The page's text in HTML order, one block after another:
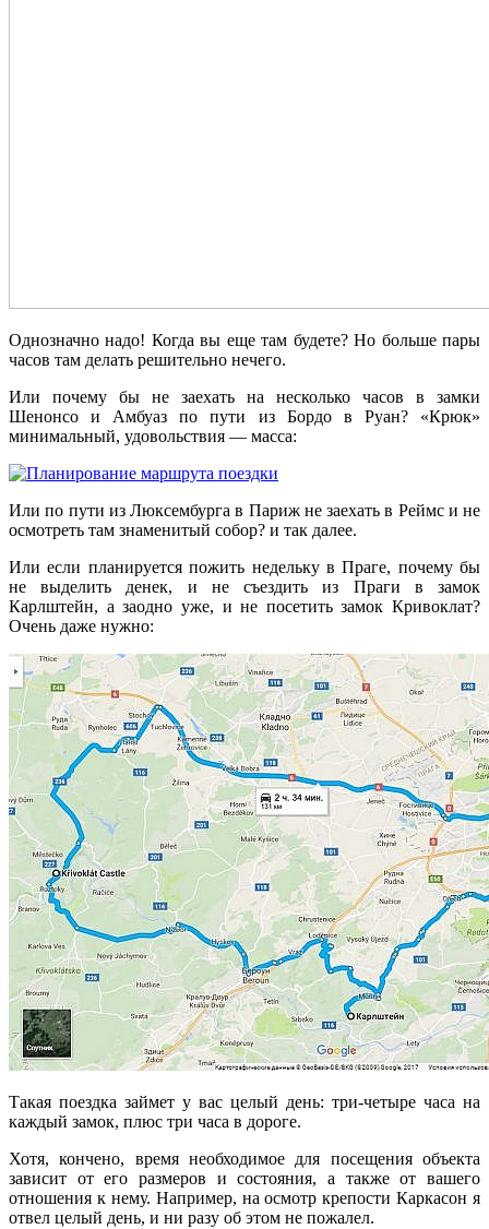
Однозначно надо! Когда вы еще там будете? Но больше пары
часов там делать решительно нечего.
Или почему бы не заехать на несколько часов в замки
Шенонсо и Амбуаз по пути из Бордо в Руан? «Крюк»
минимальный, удовольствия — масса:
Или по пути из Люксембурга в Париж не заехать в Реймс и не
осмотреть там знаменитый собор? и так далее.
Или если планируется пожить недельку в Праге, почему бы
не выделить денек, и не съездить из Праги в замок
Карлштейн, а заодно уже, и не посетить замок Кривоклат?
Очень даже нужно:
Такая поездка займет у вас целый день: три-четыре часа на
каждый замок, плюс три часа в дороге.
Хотя, кончено, время необходимое для посещения объекта
зависит от его размеров и состояния, а также от вашего
отношения к нему. Например, на осмотр крепости Каркасон я
отвел целый день, и ни разу об этом не пожалел.